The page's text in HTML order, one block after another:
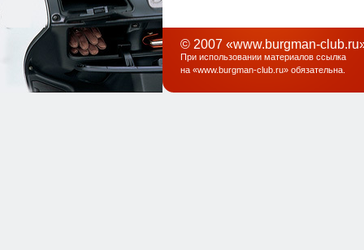
© 2007 «www.burgman-
При использовании материалов ссылка
на «www.burgman-club.ru» обязательна